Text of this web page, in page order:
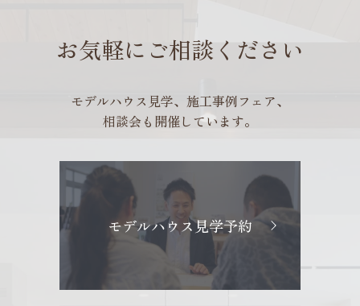
お気軽にご相談ください
モデルハウス見学、施工事例フェア、
相談会も開催しています。
モデルハウス見学予約